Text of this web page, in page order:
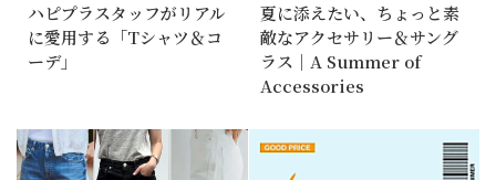
ハピプラスタッフがリアル
に愛用する「Tシャツ＆コ
ーデ」
夏に添えたい、ちょっと素
敵なアクセサリー＆サング
ラス｜A Summer of
Accessories